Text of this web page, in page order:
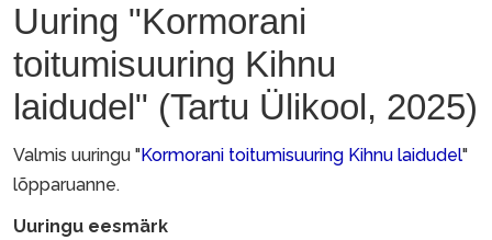
Uuring "Kormorani
toitumisuuring Kihnu
laidudel" (Tartu Ülikool, 2025)
Valmis uuringu "Kormorani toitumisuuring Kihnu laidudel"
lõpparuanne.
Uuringu eesmärk